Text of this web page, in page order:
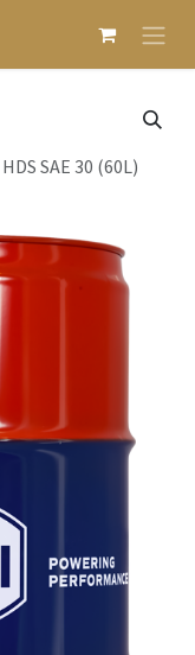
SAE 30 (60L)